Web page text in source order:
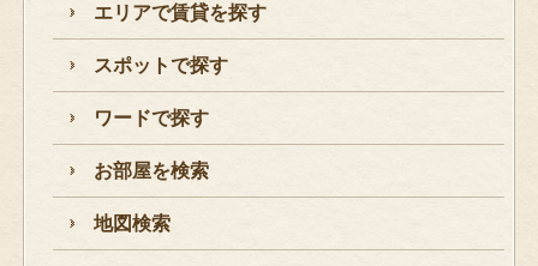
エリアで賃貸を探す
スポットで探す
ワードで探す
お部屋を検索
地図検索